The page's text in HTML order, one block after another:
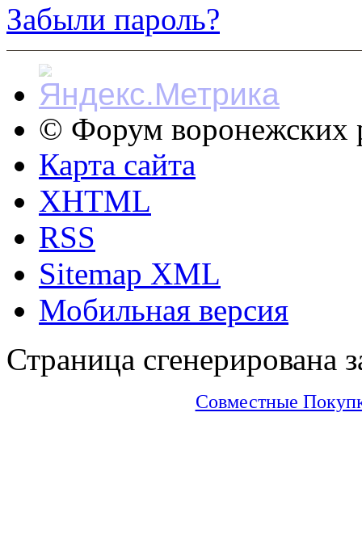
Забыли пароль?
© Форум воронежских
Карта сайта
XHTML
RSS
Sitemap XML
Мобильная версия
Страница сгенерирована
Совместные